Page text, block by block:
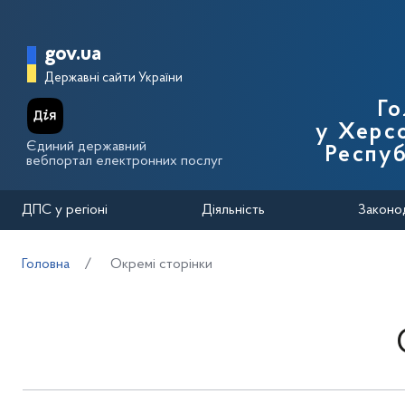
Головна сторінка Державної
gov.ua
Державні сайти України
Єдиний державний
вебпортал електронних послуг
у
ДПС у регіоні Діяльність
Головна Окремі сторінки